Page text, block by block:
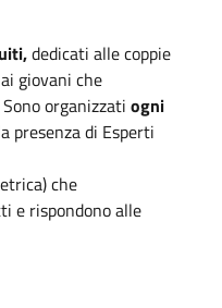
dedicati alle coppie
giovani che
organizzati ogni
presenza di Esperti
che
e rispondono alle